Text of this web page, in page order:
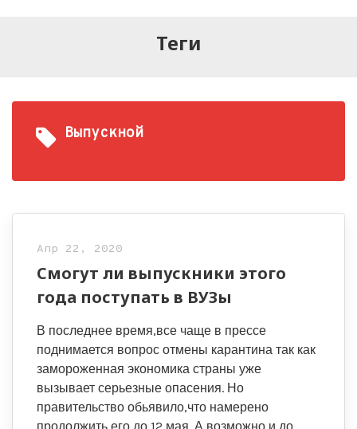
Теги
Выпускной
Апр 22, 2020
Смогут ли выпускники этого
года поступать в ВУЗы
В последнее время,все чаще в прессе
поднимается вопрос отмены карантина так как
замороженная экономика страны уже
вызывает серьезные опасения. Но
правительство обьявило,что намерено